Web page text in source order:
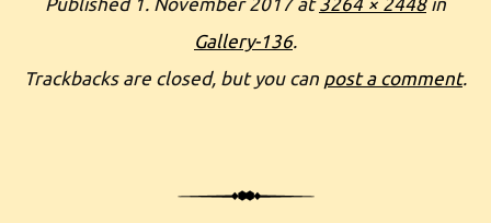
Gallery-136.
Trackbacks are closed, but you can post a comment.